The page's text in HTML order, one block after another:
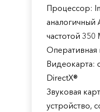
Процессор:
аналогичный
частотой 350
Оперативная
Видеокарта:
DirectX®
Звуковая
устройство,